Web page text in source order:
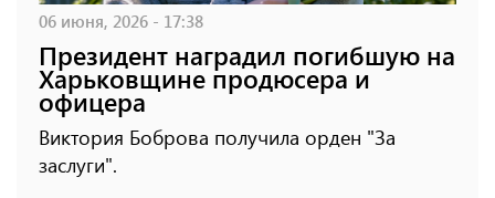
06 июня, 2026 - 17:38
Президент наградил погибшую на
Харьковщине продюсера и
офицера
Виктория Боброва получила орден "За
заслуги".